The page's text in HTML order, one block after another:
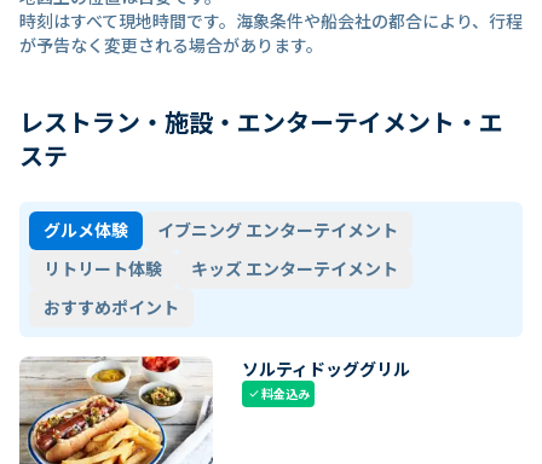
時刻はすべて現地時間です。海象条件や船会社の都合により、行程
が予告なく変更される場合があります。
レストラン・施設・エンターテイメント・エ
ステ
グルメ体験
イブニング エンターテイメント
リトリート体験
キッズ エンターテイメント
おすすめポイント
ソルティドッググリル
check料金込み